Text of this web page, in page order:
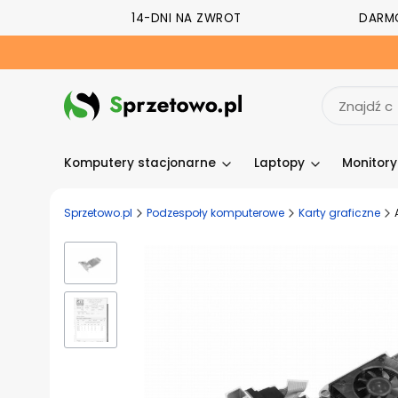
14-DNI NA ZWROT
Komputery stacjonarne Laptopy
Sprzetowo.pl Podzespoły komputerowe Karty graficzne